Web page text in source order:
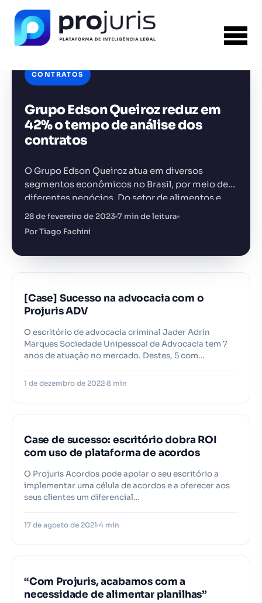
CONTRATOS
Grupo Edson Queiroz reduz em
42% o tempo de análise dos
contratos
O Grupo Edson Queiroz atua em diversos
segmentos econômicos no Brasil, por meio de
diferentes negócios. Do setor de alimentos e
bebidas, passando por energia e
28 de fevereiro de 2023 7 min de leitura
Por Tiago Fachini
[Case] Sucesso na advocacia com o
Projuris ADV
O escritório de advocacia criminal Jader Adrin
Marques Sociedade Unipessoal de Advocacia tem 7
anos de atuação no mercado. Destes, 5 com…
1 de dezembro de 2022 8 min
Case de sucesso: escritório dobra ROI
com uso de plataforma de acordos
O Projuris Acordos pode apoiar o seu escritório a
implementar uma célula de acordos e a oferecer aos
seus clientes um diferencial…
17 de agosto de 2021 4 min
“Com Projuris, acabamos com a
necessidade de alimentar planilhas”
FERRAMENTA RECOMENDADA PARA ESTE
CONTEÚDO
Análise de Riscos Contratuais
JS MC AR KL +14.000 juristas